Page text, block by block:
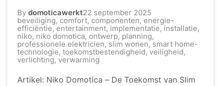
By domoticawerkt22 september 2025
beveiliging, comfort, componenten, energie-
efficiëntie, entertainment, implementatie, installatie,
niko, niko domotica, ontwerp, planning,
professionele elektricien, slim wonen, smart home-
technologie, toekomstbestendigheid, veiligheid,
verlichting, verwarming
Artikel: Niko Domotica – De Toekomst van Slim